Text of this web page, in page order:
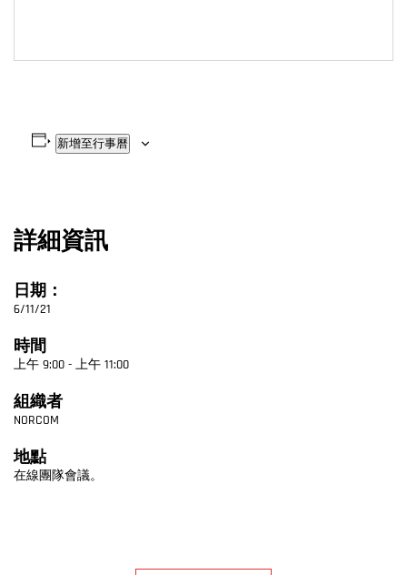
新增至行事曆
詳細資訊
日期：
6/11/21
時間
上午 9:00 - 上午 11:00
組織者
NORCOM
地點
在線團隊會議。